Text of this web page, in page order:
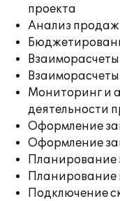
проекта
Анализ продаж
Мониторинг и
деятельности
Оформление
Оформление
Планирование
Подключение